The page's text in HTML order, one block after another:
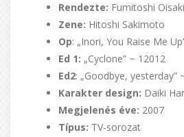
Rendezte: Fumitoshi Oisaki
Zene: Hitoshi Sakimoto
Op: „Inori, You Raise Me
Ed 1: „Cyclone” ~ 12012
Ed2: „Goodbye, yesterday”
Karakter design: Daiki
Megjelenés éve: 2007
Típus: TV-sorozat